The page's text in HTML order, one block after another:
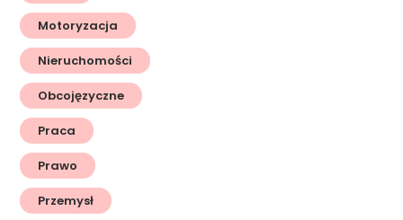
Motoryzacja
Nieruchomości
Obcojęzyczne
Praca
Prawo
Przemysł